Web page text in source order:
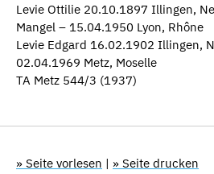
Levie Ottilie 20.10.1897 Illingen,
Mangel – 15.04.1950 Lyon, Rhône
Levie Edgard 16.02.1902 Illingen,
02.04.1969 Metz, Moselle
TA Metz 544/3 (1937)
» Seite vorlesen | » Seite drucken